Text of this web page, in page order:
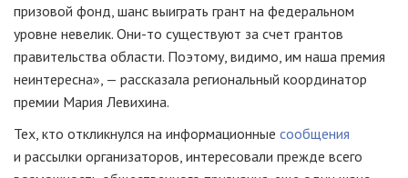
призовой фонд, шанс выиграть грант на федеральном
уровне невелик. Они-то существуют за счет грантов
правительства области. Поэтому, видимо, им наша премия
неинтересна», — рассказала региональный координатор
премии Мария Левихина.
Тех, кто откликнулся на информационные сообщения
и рассылки организаторов, интересовали прежде всего